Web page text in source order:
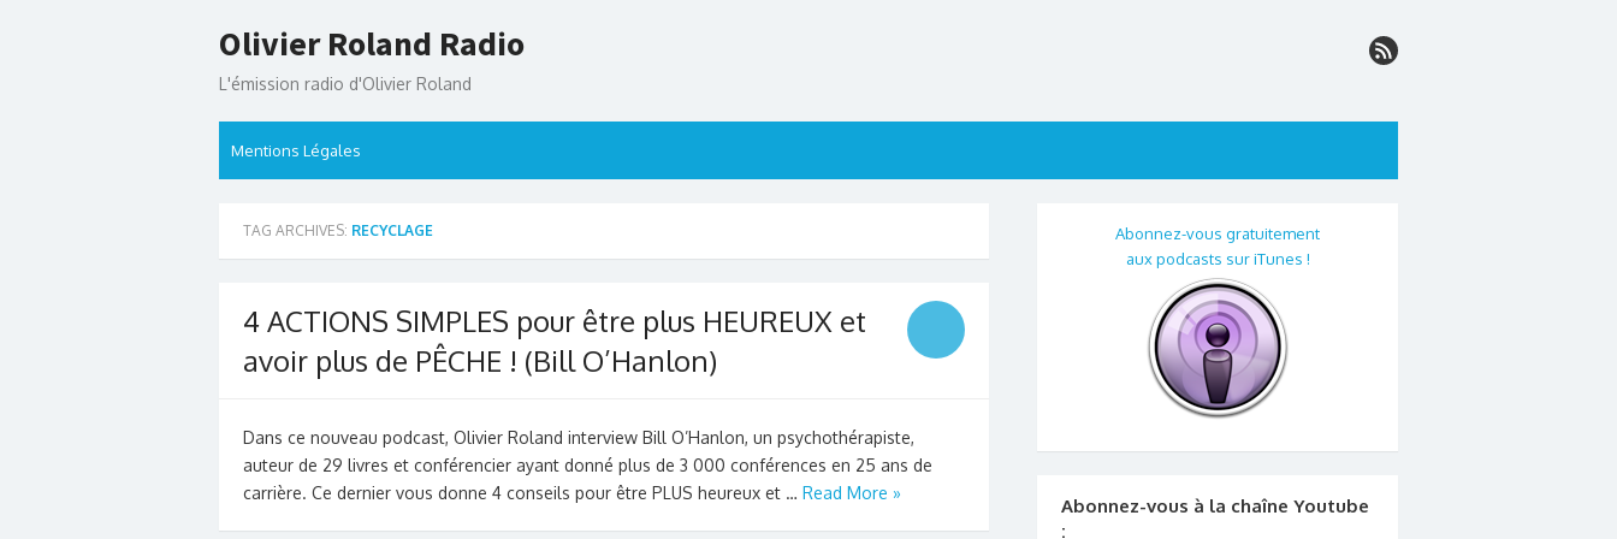
to
Olivier Roland Radio
L'émission radio d'Olivier Roland
Mentions Légales
TAG ARCHIVES: RECYCLAGE
4 ACTIONS SIMPLES pour être plus HEUREUX et
avoir plus de PÊCHE ! (Bill O’Hanlon)
Dans ce nouveau podcast, Olivier Roland interview Bill O’Hanlon, un psychothérapiste,
auteur de 29 livres et conférencier ayant donné plus de 3 000 conférences en 25 ans de
carrière. Ce dernier vous donne 4 conseils pour être PLUS heureux et … Read More »
Abonnez-vous gratuitement
aux podcasts sur iTunes !
Abonnez-vous à la chaîne Youtube
: